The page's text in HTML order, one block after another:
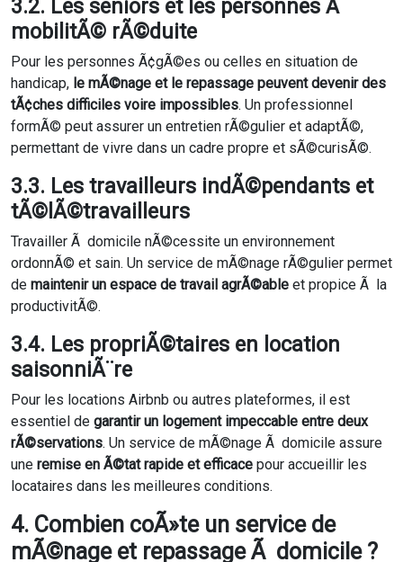
3.2. Les seniors et les personnes Ã
mobilitÃ© rÃ©duite
Pour les personnes Ã¢gÃ©es ou celles en situation de
handicap, le mÃ©nage et le repassage peuvent devenir des
tÃ¢ches difficiles voire impossibles. Un professionnel
formÃ© peut assurer un entretien rÃ©gulier et adaptÃ©,
permettant de vivre dans un cadre propre et sÃ©curisÃ©.
3.3. Les travailleurs indÃ©pendants et
tÃ©lÃ©travailleurs
Travailler Ã domicile nÃ©cessite un environnement
ordonnÃ© et sain. Un service de mÃ©nage rÃ©gulier permet
de maintenir un espace de travail agrÃ©able et propice Ã la
productivitÃ©.
3.4. Les propriÃ©taires en location
saisonniÃ¨re
Pour les locations Airbnb ou autres plateformes, il est
essentiel de garantir un logement impeccable entre deux
rÃ©servations. Un service de mÃ©nage Ã domicile assure
une remise en Ã©tat rapide et efficace pour accueillir les
locataires dans les meilleures conditions.
4. Combien coÃ»te un service de
mÃ©nage et repassage Ã domicile ?